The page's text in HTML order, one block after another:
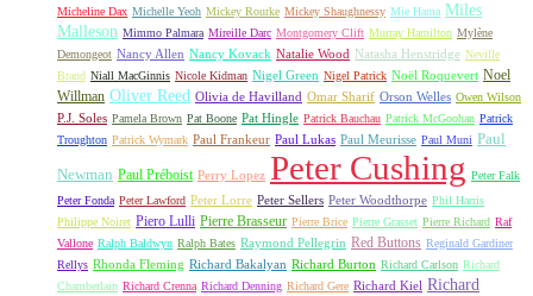
Micheline Dax Michelle Yeoh Mickey Rourke Mickey Shaughnessy Mie Hama Miles
Malleson Mimmo Palmara Mireille Darc Montgomery Clift Murray Hamilton Mylène
Demongeot Nancy Allen Nancy Kovack Natalie Wood Natasha Henstridge Neville
Brand Niall MacGinnis Nicole Kidman Nigel Green Nigel Patrick Noël Roquevert Noel
Willman Oliver Reed Olivia de Havilland Omar Sharif Orson Welles Owen Wilson
P.J. Soles Pamela Brown Pat Boone Pat Hingle Patrick Bauchau Patrick McGoohan Patrick
Troughton Patrick Wymark Paul Frankeur Paul Lukas Paul Meurisse Paul Muni Paul
Newman Paul Préboist Perry Lopez Peter Cushing Peter Falk
Peter Fonda Peter Lawford Peter Lorre Peter Sellers Peter Woodthorpe Phil Harris
Philippe Noiret Piero Lulli Pierre Brasseur Pierre Brice Pierre Grasset Pierre Richard Raf
Vallone Ralph Baldwyn Ralph Bates Raymond Pellegrin Red Buttons Reginald Gardiner
Rellys Rhonda Fleming Richard Bakalyan Richard Burton Richard Carlson Richard
Chamberlain Richard Crenna Richard Denning Richard Gere Richard Kiel Richard